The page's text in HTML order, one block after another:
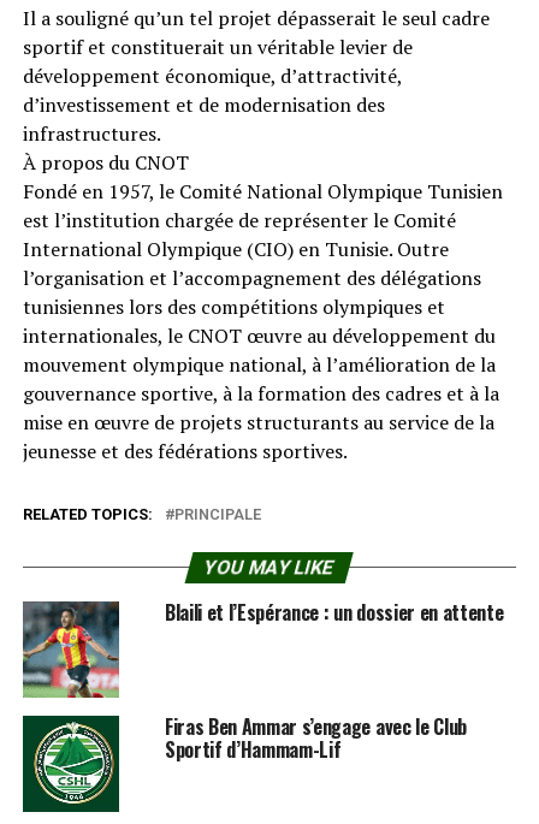
Il a souligné qu’un tel projet dépasserait le seul cadre
sportif et constituerait un véritable levier de
développement économique, d’attractivité,
d’investissement et de modernisation des
infrastructures.
À propos du CNOT
Fondé en 1957, le Comité National Olympique Tunisien
est l’institution chargée de représenter le Comité
International Olympique (CIO) en Tunisie. Outre
l’organisation et l’accompagnement des délégations
tunisiennes lors des compétitions olympiques et
internationales, le CNOT œuvre au développement du
mouvement olympique national, à l’amélioration de la
gouvernance sportive, à la formation des cadres et à la
mise en œuvre de projets structurants au service de la
jeunesse et des fédérations sportives.
RELATED TOPICS: PRINCIPALE
YOU MAY LIKE
Blaili et l’Espérance : un dossier en attente
Firas Ben Ammar s’engage avec le Club
Sportif d’Hammam-Lif